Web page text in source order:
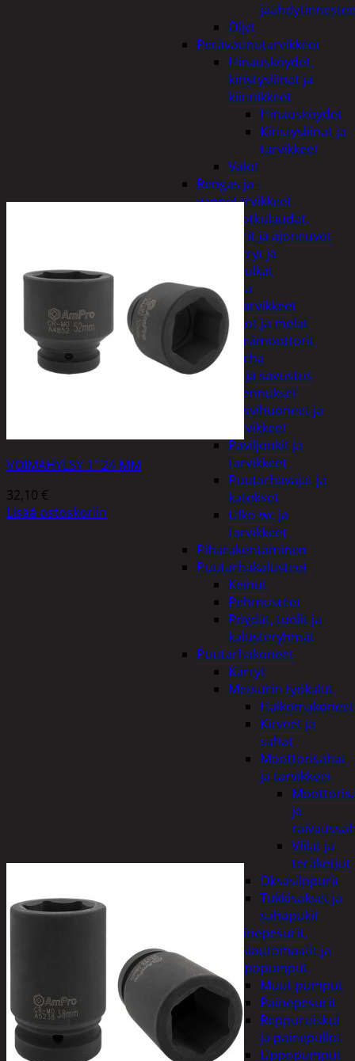
Öljyt
Perävaunutarvikkeet
Hinausköydet,
kiristysliinat ja
kiinnikkeet
Hinausköydet
Kiristysliinat ja
tarvikkeet
Valot
Rengas ja -
vannetarvikkeet
Sähköpotkulaudat,
skootterit ja ajoneuvot
Tukkikärryt ja
juontopulkat
Veneet ja
veneilytarvikkeet
Airot ja melat
Perämoottorit
Piha ja puutarha
Grillaus ja savustus
Piharakennukset
Kasvihuoneet ja
tarvikkeet
Paviljonkit ja
tarvikkeet
Puutarhavajat ja
katokset
Ulko-wc ja
tarvikkeet
Piharakentaminen
Puutarhakalusteet
Keinut
Pehmusteet
Pöydät, tuolit ja
kalusteryhmät
Puutarhakoneet
Kärryt
Metsurin työkalut
Halkomakoneet
Kirveet ja
sahat
Moottorisahat
ja tarvikkeet
ja
Viilat ja
teräketjut
Oksasilppurit
Tukkisakset ja
sahapukit
Painepesurit,
vesiautomaatit ja
uppopumput
Muut pumput
Painepesurit
Reppuruiskut
ja painepullot
Uppopumput
VOIMAHYLSY 1″ 24 MM
32,10 €
Lisää ostoskoriin